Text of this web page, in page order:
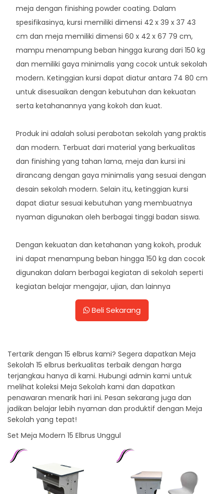
meja dengan finishing powder coating. Dalam
spesifikasinya, kursi memiliki dimensi 42 x 39 x 37 43
cm dan meja memiliki dimensi 60 x 42 x 67 79 cm,
mampu menampung beban hingga kurang dari 150 kg
dan memiliki gaya minimalis yang cocok untuk sekolah
modern. Ketinggian kursi dapat diatur antara 74 80 cm
untuk disesuaikan dengan kebutuhan dan kekuatan
serta ketahanannya yang kokoh dan kuat.
Produk ini adalah solusi perabotan sekolah yang praktis
dan modern. Terbuat dari material yang berkualitas
dan finishing yang tahan lama, meja dan kursi ini
dirancang dengan gaya minimalis yang sesuai dengan
desain sekolah modern. Selain itu, ketinggian kursi
dapat diatur sesuai kebutuhan yang membuatnya
nyaman digunakan oleh berbagai tinggi badan siswa.
Dengan kekuatan dan ketahanan yang kokoh, produk
ini dapat menampung beban hingga 150 kg dan cocok
digunakan dalam berbagai kegiatan di sekolah seperti
kegiatan belajar mengajar, ujian, dan lainnya
Beli Sekarang
Tertarik dengan 15 elbrus kami? Segera dapatkan Meja
Sekolah 15 elbrus berkualitas terbaik dengan harga
terjangkau hanya di kami. Hubungi admin kami untuk
melihat koleksi Meja Sekolah kami dan dapatkan
penawaran menarik hari ini. Pesan sekarang juga dan
jadikan belajar lebih nyaman dan produktif dengan Meja
Sekolah yang tepat!
Set Meja Modern 15 Elbrus Unggul